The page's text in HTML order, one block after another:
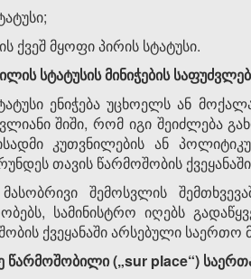
ქვეშ მყოფი პირის სტატუსი.
სტატუსის მინიჭების
ენიჭება უცხოელს ან
შიში, რომ იგი შეიძლება
კუთვნილების ან
თავის წარმოშობის
მასობრივი შემოსვლის
სამინისტრო იღებს
ქვეყანაში არსებული
წარმოშობილი („sur place“)